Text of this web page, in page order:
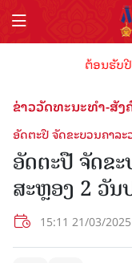
ຕ້ອນຮັບປີ
ຂ່າວວັດທະນະທຳ-ສັງ
ອັດຕະປື ຈັດຂະບວນຄາລ
ອັດຕະປື ຈັດຂ
ສະຫຼອງ 2 ວັນ
15:11 21/03/2025